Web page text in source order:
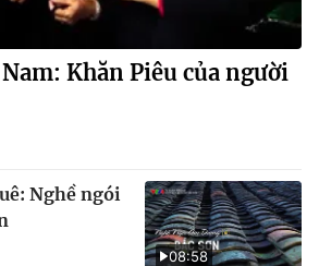
Khăn Piêu của người
08:58
Nghề ngói